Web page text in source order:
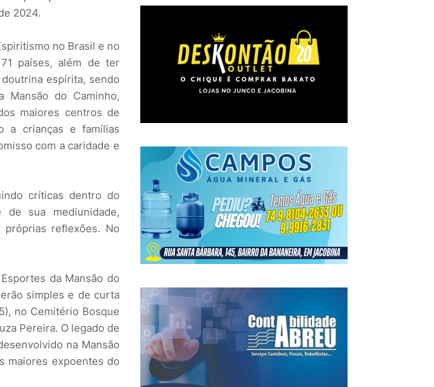
2024.
no Brasil e no
países, além de ter
espírita, sendo
Mansão do Caminho,
maiores centros de
a crianças e famílias
com a caridade e
críticas dentro do
de sua mediunidade,
reflexões. No
da Mansão do
simples e de curta
no Cemitério Bosque
Pereira. O legado de
na Mansão
maiores expoentes do